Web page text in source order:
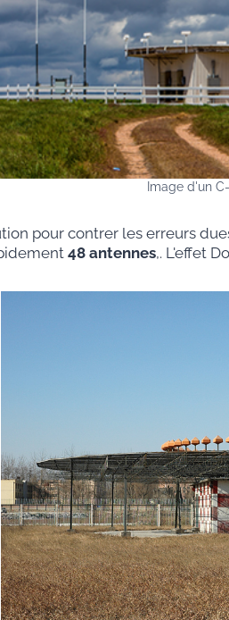
Image d'un
pour contrer les erreurs
48 antennes,. L'effet